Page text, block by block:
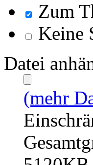
Zum
Keine
Datei
(mehr